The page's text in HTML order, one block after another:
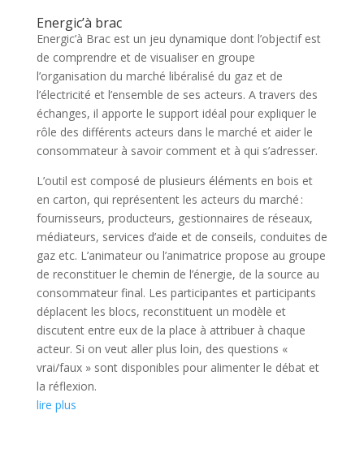
Energic’à brac
Energic’à Brac est un jeu dynamique dont l’objectif est
de comprendre et de visualiser en groupe
l’organisation du marché libéralisé du gaz et de
l’électricité et l’ensemble de ses acteurs. A travers des
échanges, il apporte le support idéal pour expliquer le
rôle des différents acteurs dans le marché et aider le
consommateur à savoir comment et à qui s’adresser.
L’outil est composé de plusieurs éléments en bois et
en carton, qui représentent les acteurs du marché :
fournisseurs, producteurs, gestionnaires de réseaux,
médiateurs, services d’aide et de conseils, conduites de
gaz etc. L’animateur ou l’animatrice propose au groupe
de reconstituer le chemin de l’énergie, de la source au
consommateur final. Les participantes et participants
déplacent les blocs, reconstituent un modèle et
discutent entre eux de la place à attribuer à chaque
acteur. Si on veut aller plus loin, des questions «
vrai/faux » sont disponibles pour alimenter le débat et
la réflexion.
lire plus